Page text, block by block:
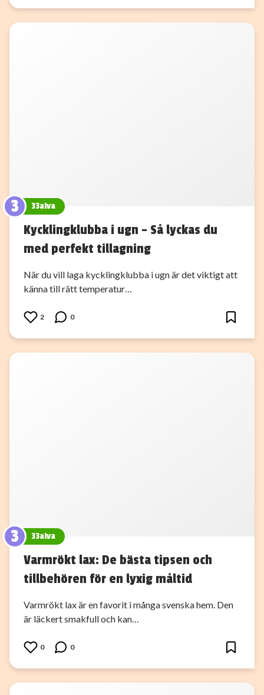
3 33alva
Kycklingklubba i ugn – Så lyckas du
med perfekt tillagning
När du vill laga kycklingklubba i ugn är det viktigt att
känna till rätt temperatur…
2 0
3 33alva
Varmrökt lax: De bästa tipsen och
tillbehören för en lyxig måltid
Varmrökt lax är en favorit i många svenska hem. Den
är läckert smakfull och kan…
0 0